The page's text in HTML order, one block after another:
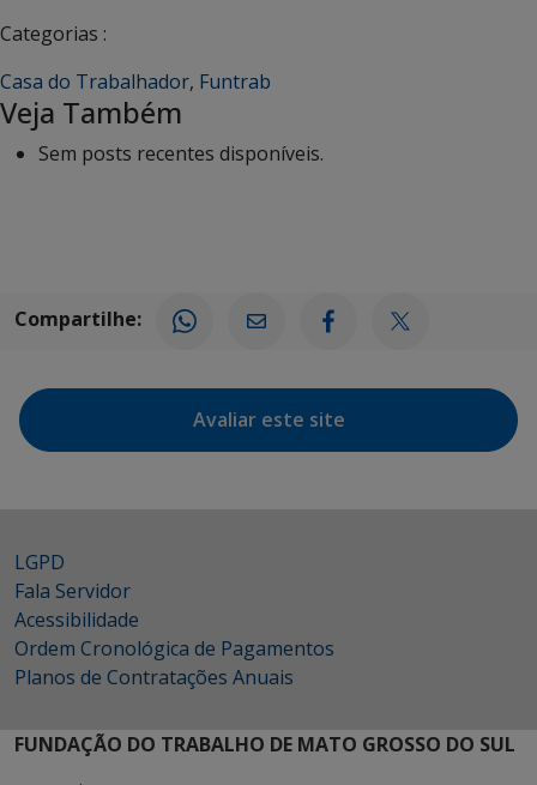
Categorias :
Casa do Trabalhador, Funtrab
Veja Também
Sem posts recentes disponíveis.
Compartilhe:
Avaliar este site
LGPD
Fala Servidor
Acessibilidade
Ordem Cronológica de Pagamentos
Planos de Contratações Anuais
FUNDAÇÃO DO TRABALHO DE MATO GROSSO DO SUL